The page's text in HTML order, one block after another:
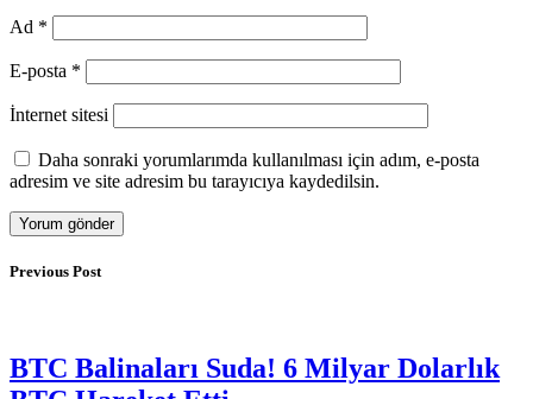
Ad *
E-posta *
İnternet sitesi
Daha sonraki yorumlarımda kullanılması için adım, e-posta
adresim ve site adresim bu tarayıcıya kaydedilsin.
Previous Post
BTC Balinaları Suda! 6 Milyar Dolarlık